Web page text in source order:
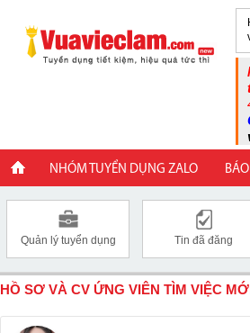
NHÓM TUYỂN DỤNG ZALO
Quản lý tuyển dụng Tin đã đăng
HỒ SƠ VÀ CV ỨNG VIÊN TÌM VIỆC